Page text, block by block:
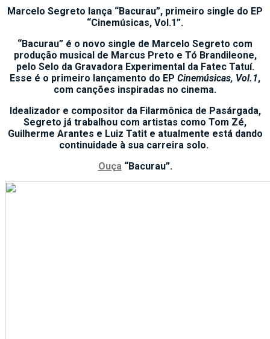
Marcelo Segreto lança “Bacurau”, primeiro single do EP
“Cinemúsicas, Vol.1”.
“Bacurau” é o novo single de Marcelo Segreto com
produção musical de Marcus Preto e Tó Brandileone,
pelo Selo da Gravadora Experimental da Fatec Tatuí.
Esse é o primeiro lançamento do EP Cinemúsicas, Vol.1,
com canções inspiradas no cinema.
Idealizador e compositor da Filarmônica de Pasárgada,
Segreto já trabalhou com artistas como Tom Zé,
Guilherme Arantes e Luiz Tatit e atualmente está dando
continuidade à sua carreira solo.
Ouça“Bacurau”.